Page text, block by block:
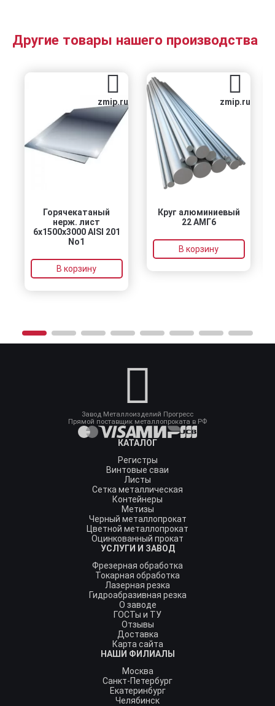
Другие товары нашего производства
zmip.ru
Горячекатаный
нерж. лист
6х1500х3000 AISI 201
No1
В корзину
zmip.ru
Круг алюминиевый
22 АМГ6
В корзину
Завод Металлоизделий Прогресс
Прямой поставщик металлопроката в РФ
КАТАЛОГ
Регистры
Винтовые сваи
Листы
Сетка металлическая
Контейнеры
Метизы
Черный металлопрокат
Цветной металлопрокат
Оцинкованный прокат
УСЛУГИ И ЗАВОД
Фрезерная обработка
Токарная обработка
Лазерная резка
Гидроабразивная резка
О заводе
ГОСТы и ТУ
Отзывы
Доставка
Карта сайта
НАШИ ФИЛИАЛЫ
Москва
Санкт-Петербург
Екатеринбург
Челябинск